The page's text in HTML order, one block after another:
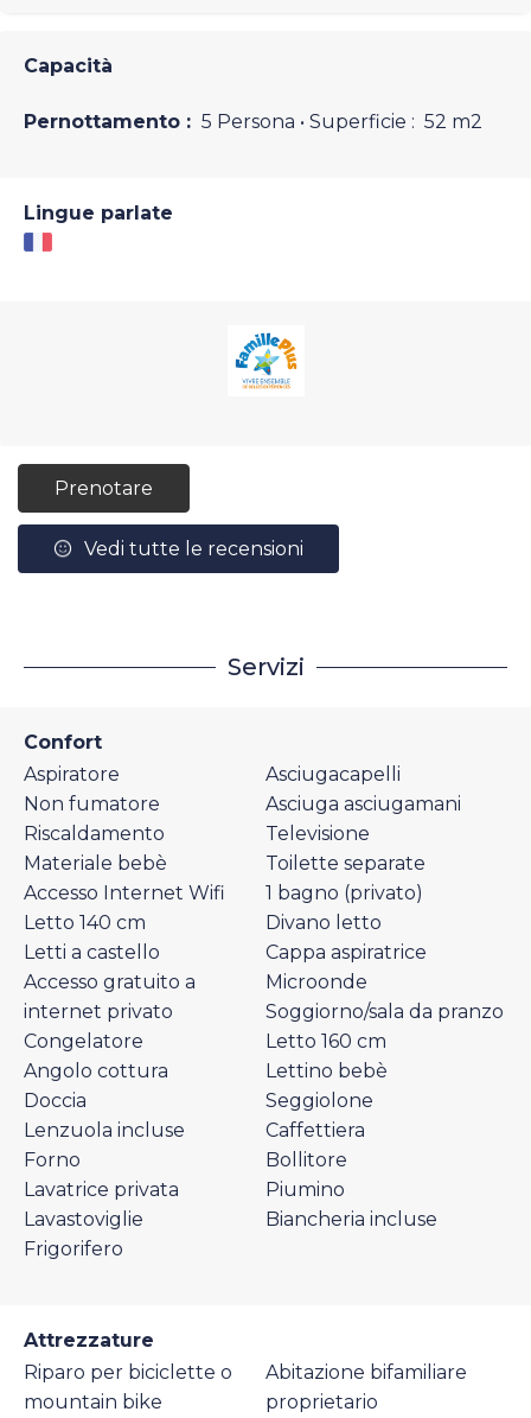
Capacità
Pernottamento : 5 Persona • Superficie : 52 m2
Lingue parlate
Prenotare
Vedi tutte le recensioni
Servizi
Confort
Aspiratore
Non fumatore
Riscaldamento
Materiale bebè
Accesso Internet Wifi
Letto 140 cm
Letti a castello
Accesso gratuito a
internet privato
Congelatore
Angolo cottura
Doccia
Lenzuola incluse
Forno
Lavatrice privata
Lavastoviglie
Frigorifero
Asciugacapelli
Asciuga asciugamani
Televisione
Toilette separate
1 bagno (privato)
Divano letto
Cappa aspiratrice
Microonde
Soggiorno/sala da pranzo
Letto 160 cm
Lettino bebè
Seggiolone
Caffettiera
Bollitore
Piumino
Biancheria incluse
Attrezzature
Riparo per biciclette o
mountain bike
Abitazione bifamiliare
proprietario